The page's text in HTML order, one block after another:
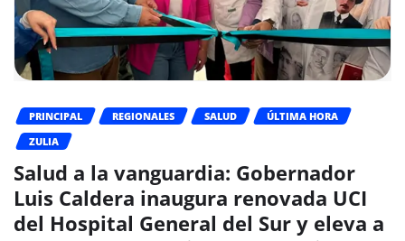
PRINCIPAL REGIONALES SALUD
ÚLTIMA HORA
ZULIA
Salud a la vanguardia: Gobernador
Luis Caldera inaugura renovada UCI
del Hospital General del Sur y eleva a